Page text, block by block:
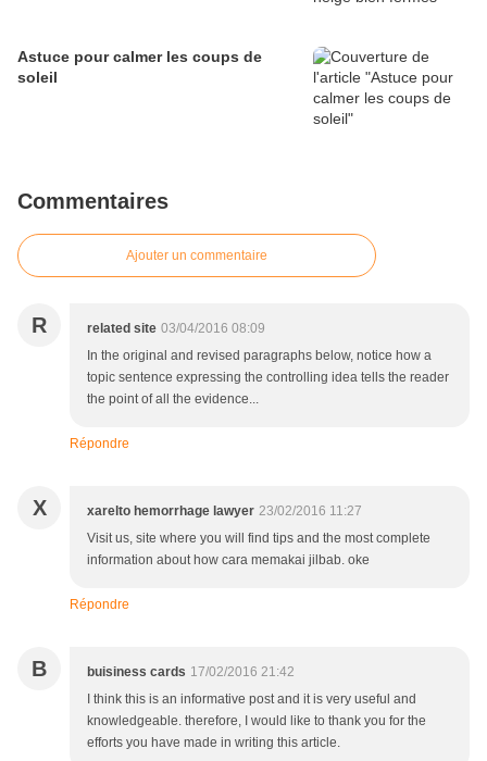
Astuce pour calmer les coups de
soleil
Commentaires
Ajouter un commentaire
R related site 03/04/2016 08:09
In the original and revised paragraphs below, notice how a
topic sentence expressing the controlling idea tells the reader
the point of all the evidence...
Répondre
X xarelto hemorrhage lawyer 23/02/2016 11:27
Visit us, site where you will find tips and the most complete
information about how cara memakai jilbab. oke
Répondre
B buisiness cards 17/02/2016 21:42
I think this is an informative post and it is very useful and
knowledgeable. therefore, I would like to thank you for the
efforts you have made in writing this article.